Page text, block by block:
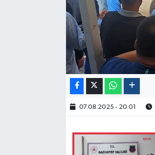
07.08.2025 - 20:01
Çalışma Hayatı
2024 Seçim Sonuçları